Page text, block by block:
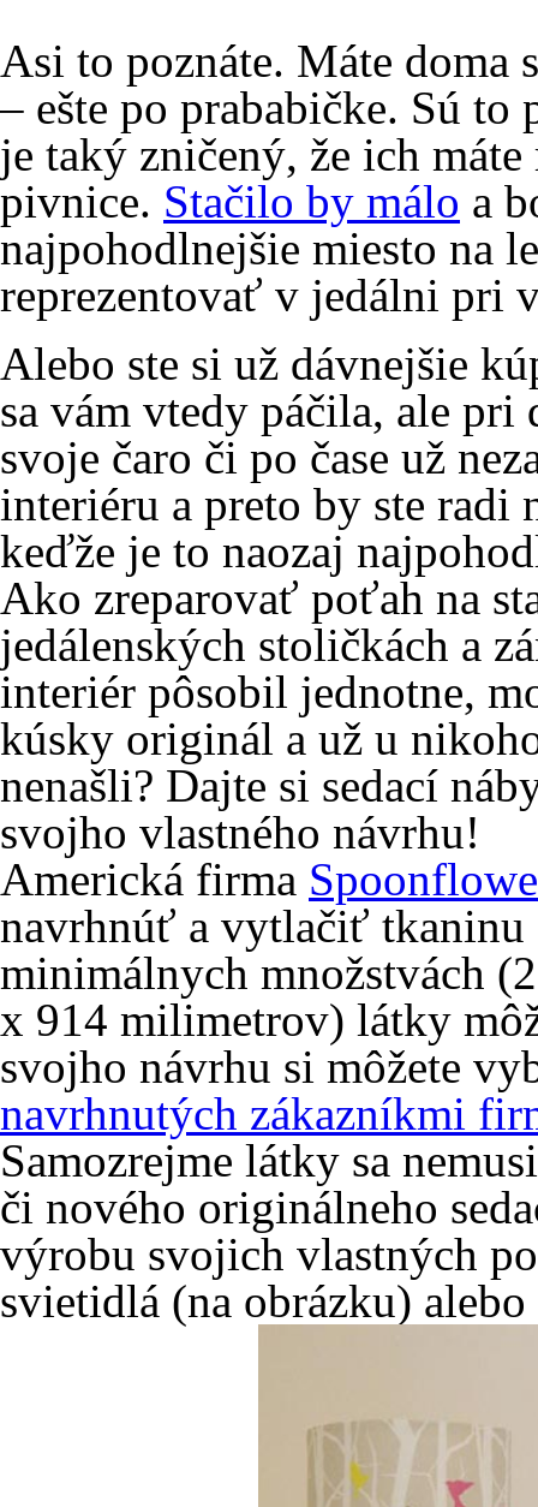
Asi to poznáte. Máte doma
– ešte po prababičke. Sú
je taký zničený, že ich
pivnice. Stačilo by málo a
najpohodlnejšie miesto na
reprezentovať v jedálni pri
Alebo ste si už dávnejšie
sa vám vtedy páčila, ale
svoje čaro či po čase už
interiéru a preto by ste radi
keďže je to naozaj
Ako zreparovať poťah na
jedálenských stoličkách a
interiér pôsobil jednotne,
kúsky originál a už u
nenašli? Dajte si sedací
svojho vlastného návrhu!
Americká firma
navrhnúť a vytlačiť tkaninu
minimálnych množstvách
x 914 milimetrov) látky
svojho návrhu si môžete
navrhnutých zákazníkmi
Samozrejme látky sa
či nového originálneho
výrobu svojich vlastných
svietidlá (na obrázku)